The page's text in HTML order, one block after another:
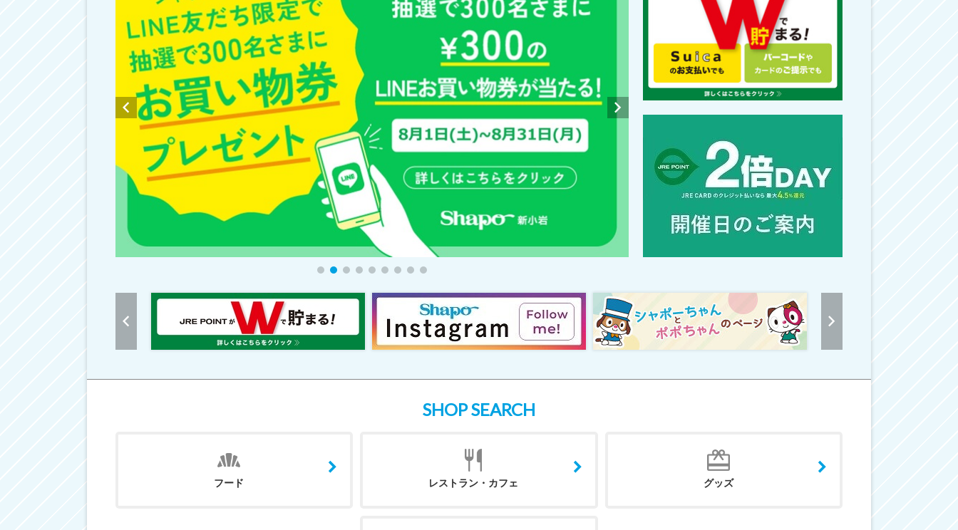
SHOP SEARCH
フード レストラン・カフェ グッズ